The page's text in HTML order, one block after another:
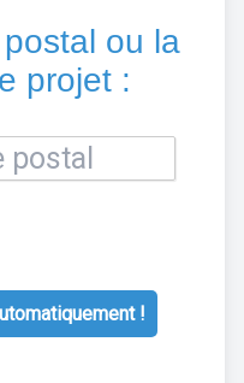
ou la
projet :
!